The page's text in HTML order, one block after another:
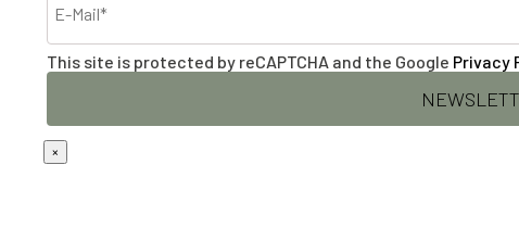
This site is protected by reCAPTCHA and the Google Privacy
×